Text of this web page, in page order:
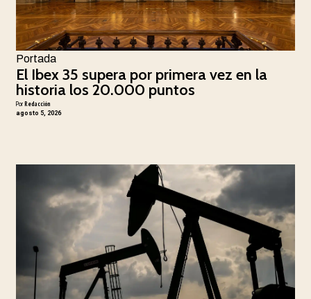
Portada
El Ibex 35 supera por primera vez en la
historia los 20.000 puntos
PorRedacción
agosto 5, 2026